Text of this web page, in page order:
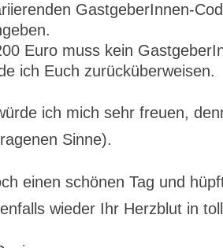
GastgeberInnen-
Euro muss kein
ich Euch zurücküberweisen.
ich mich sehr freuen,
Sinne).
einen schönen Tag und
wieder Ihr Herzblut in